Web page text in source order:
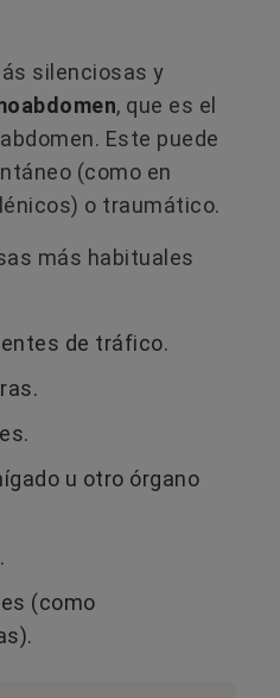
silenciosas y
, que es el
Este puede
(como en
o traumático.
más habituales
de tráfico.
u otro órgano
(como